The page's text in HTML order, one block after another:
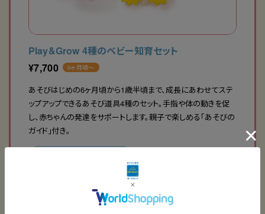
Play&Grow 4種のベビー知育セット
¥7,700 6ヶ月頃〜
あそびはじめの6ヶ月頃から1歳半頃まで、成長にあわせてステ
ップアップできるあそび道具4種のセット。手指や体の動きを促
し、赤ちゃんの発達をサポートします。親子で楽しめる「あそびの
ガイド」付き。